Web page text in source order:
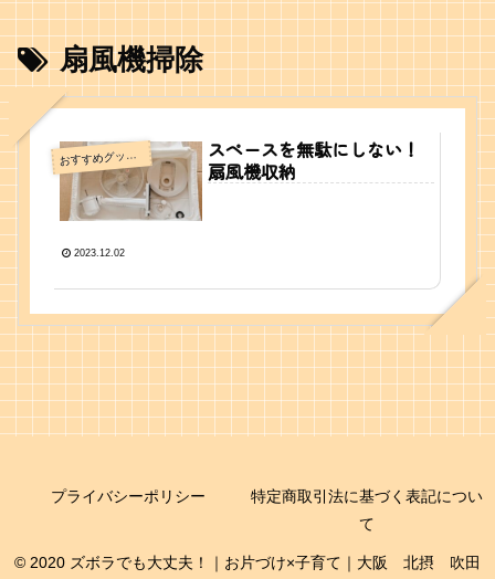
扇風機掃除
お すすめグッズ・情報
スペースを無駄にしない！
扇風機収納
2023.12.02
プライバシーポリシー
特定商取引法に基づく表記につい
て
© 2020 ズボラでも大丈夫！｜お片づけ×子育て｜大阪 北摂 吹田